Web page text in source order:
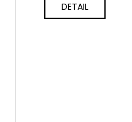
DETAIL